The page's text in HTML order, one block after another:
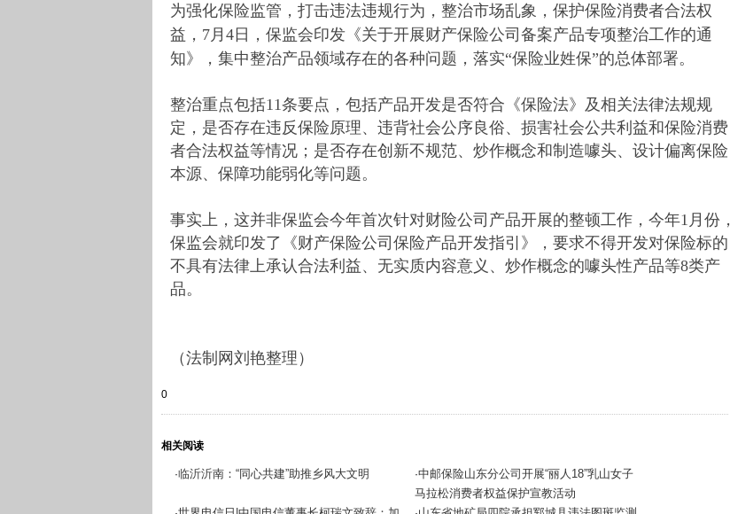
为强化保险监管，打击违法违规行为，整治市场乱象，保护保险消费者合法权
益，7月4日，保监会印发《关于开展财产保险公司备案产品专项整治工作的通
知》，集中整治产品领域存在的各种问题，落实“保险业姓保”的总体部署。
整治重点包括11条要点，包括产品开发是否符合《保险法》及相关法律法规规
定，是否存在违反保险原理、违背社会公序良俗、损害社会公共利益和保险消费
者合法权益等情况；是否存在创新不规范、炒作概念和制造噱头、设计偏离保险
本源、保障功能弱化等问题。
事实上，这并非保监会今年首次针对财险公司产品开展的整顿工作，今年1月份，
保监会就印发了《财产保险公司保险产品开发指引》，要求不得开发对保险标的
不具有法律上承认合法利益、无实质内容意义、炒作概念的噱头性产品等8类产
品。
（法制网刘艳整理）
0
相关阅读
·临沂沂南：“同心共建”助推乡风大文明 ·中邮保险山东分公司开展“丽人18”乳山女子
马拉松消费者权益保护宣教活动